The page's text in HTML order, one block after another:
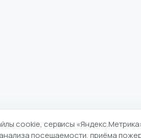
cookie, сервисы
посещаемости, приёма